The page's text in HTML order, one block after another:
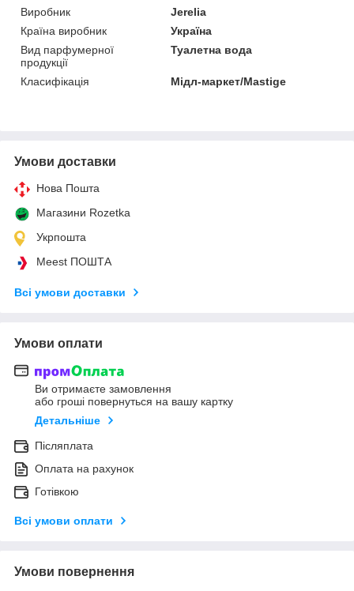
Виробник
Jerelia
Країна виробник
Україна
Вид парфумерної
продукції
Туалетна вода
Класифікація Мідл-маркет/Mastige
Умови доставки
Нова Пошта
Магазини Rozetka
Укрпошта
Meest ПОШТА
Всі умови доставки
Умови оплати
Ви отримаєте замовлення
або гроші повернуться на вашу картку
Детальніше
Післяплата
Оплата на рахунок
Готівкою
Всі умови оплати
Умови повернення